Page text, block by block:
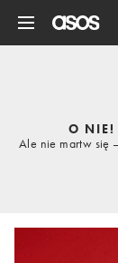
O NIE!
Ale nie martw się